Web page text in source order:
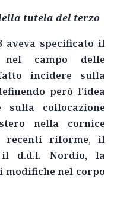
tutela del terzo
aveva specificato il
campo delle
incidere sulla
però l'idea
sulla collocazione
nella cornice
recenti riforme, il
il d.d.l. Nordio, la
nel corpo